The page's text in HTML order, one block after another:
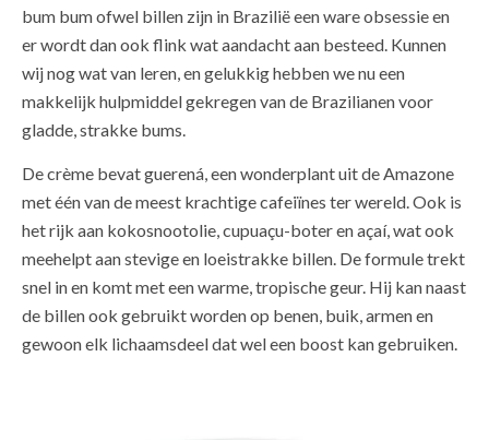
bum bum ofwel billen zijn in Brazilië een ware obsessie en
er wordt dan ook flink wat aandacht aan besteed. Kunnen
wij nog wat van leren, en gelukkig hebben we nu een
makkelijk hulpmiddel gekregen van de Brazilianen voor
gladde, strakke bums.
De crème bevat guerená, een wonderplant uit de Amazone
met één van de meest krachtige cafeiïnes ter wereld. Ook is
het rijk aan kokosnootolie, cupuaçu-boter en açaí, wat ook
meehelpt aan stevige en loeistrakke billen. De formule trekt
snel in en komt met een warme, tropische geur. Hij kan naast
de billen ook gebruikt worden op benen, buik, armen en
gewoon elk lichaamsdeel dat wel een boost kan gebruiken.